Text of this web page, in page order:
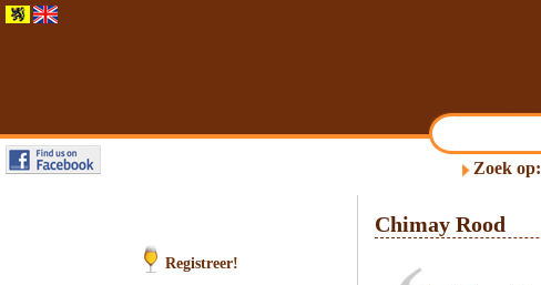
Zoek op:
Registreer!
Chimay Rood